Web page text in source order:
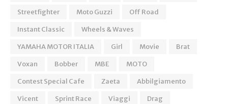
Streetfighter
Moto Guzzi
Off Road
Instant Classic
Wheels & Waves
YAMAHA MOTOR ITALIA
Girl Movie
Brat
Voxan
Bobber MBE
MOTO
Contest Special Cafe
Zaeta
Abbilgiamento
Vicent
Sprint Race Viaggi
Drag